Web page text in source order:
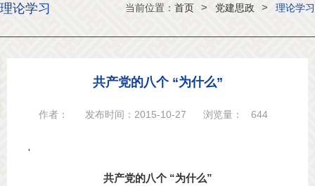
当前位置： 首页 > 党建思政 > 理论学习
理论学习
共产党的八个 “为什么”
作者： 发布时间：2015-10-27 浏览量： 644
'
共产党的八个 “为什么”